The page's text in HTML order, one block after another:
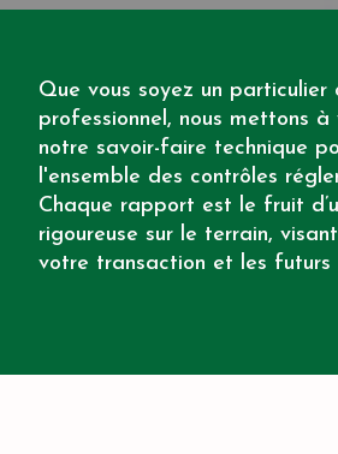
Que vous soyez un particulier
professionnel, nous mettons à
notre savoir-faire technique
l'ensemble des contrôles
Chaque rapport est le fruit
rigoureuse sur le terrain,
votre transaction et les futurs